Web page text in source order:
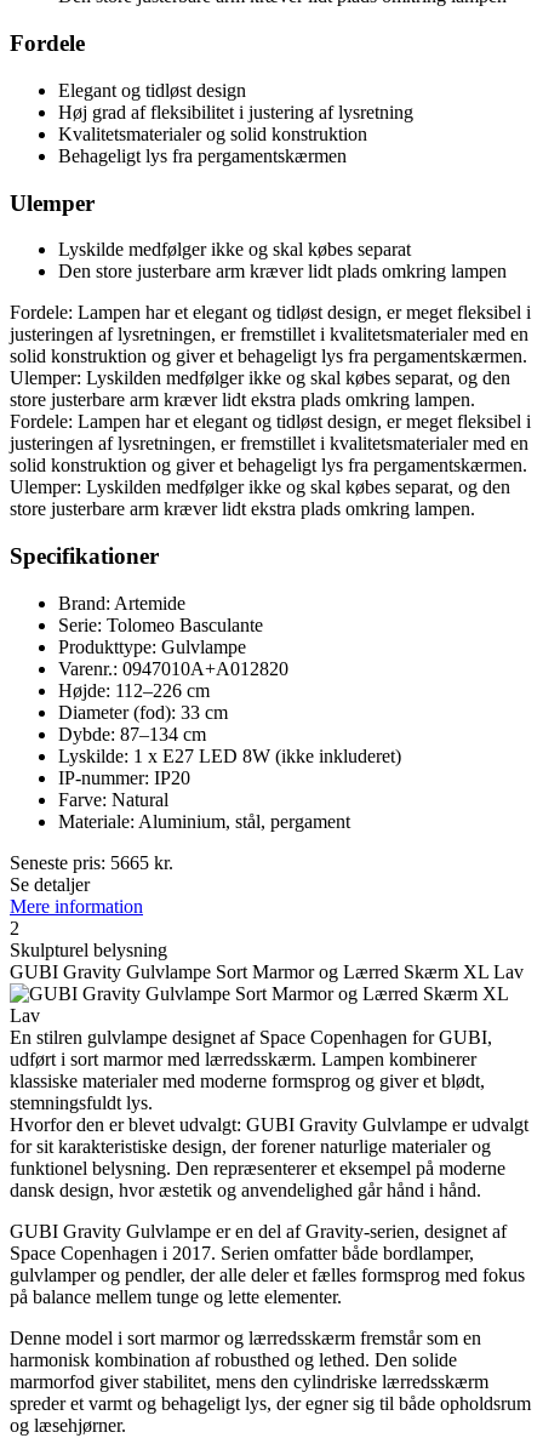
Fordele
Elegant og tidløst design
Høj grad af fleksibilitet i justering af lysretning
Kvalitetsmaterialer og solid konstruktion
Behageligt lys fra pergamentskærmen
Ulemper
Lyskilde medfølger ikke og skal købes separat
Den store justerbare arm kræver lidt plads omkring lampen
Fordele: Lampen har et elegant og tidløst design, er meget fleksibel i
justeringen af lysretningen, er fremstillet i kvalitetsmaterialer med en
solid konstruktion og giver et behageligt lys fra pergamentskærmen.
Ulemper: Lyskilden medfølger ikke og skal købes separat, og den
store justerbare arm kræver lidt ekstra plads omkring lampen.
Fordele: Lampen har et elegant og tidløst design, er meget fleksibel i
justeringen af lysretningen, er fremstillet i kvalitetsmaterialer med en
solid konstruktion og giver et behageligt lys fra pergamentskærmen.
Ulemper: Lyskilden medfølger ikke og skal købes separat, og den
store justerbare arm kræver lidt ekstra plads omkring lampen.
Specifikationer
Brand: Artemide
Serie: Tolomeo Basculante
Produkttype: Gulvlampe
Varenr.: 0947010A+A012820
Højde: 112–226 cm
Diameter (fod): 33 cm
Dybde: 87–134 cm
Lyskilde: 1 x E27 LED 8W (ikke inkluderet)
IP-nummer: IP20
Farve: Natural
Materiale: Aluminium, stål, pergament
Seneste pris: 5665 kr.
Se detaljer
Mere information
2
Skulpturel belysning
GUBI Gravity Gulvlampe Sort Marmor og Lærred Skærm XL Lav
En stilren gulvlampe designet af Space Copenhagen for GUBI,
udført i sort marmor med lærredsskærm. Lampen kombinerer
klassiske materialer med moderne formsprog og giver et blødt,
stemningsfuldt lys.
Hvorfor den er blevet udvalgt: GUBI Gravity Gulvlampe er udvalgt
for sit karakteristiske design, der forener naturlige materialer og
funktionel belysning. Den repræsenterer et eksempel på moderne
dansk design, hvor æstetik og anvendelighed går hånd i hånd.
GUBI Gravity Gulvlampe er en del af Gravity-serien, designet af
Space Copenhagen i 2017. Serien omfatter både bordlamper,
gulvlamper og pendler, der alle deler et fælles formsprog med fokus
på balance mellem tunge og lette elementer.
Denne model i sort marmor og lærredsskærm fremstår som en
harmonisk kombination af robusthed og lethed. Den solide
marmorfod giver stabilitet, mens den cylindriske lærredsskærm
spreder et varmt og behageligt lys, der egner sig til både opholdsrum
og læsehjørner.